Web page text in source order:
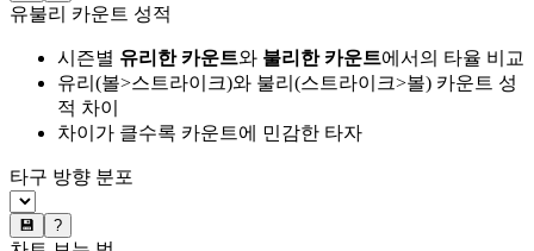
유불리 카운트 성적
시즌별 유리한 카운트와 불리한 카운트에서의 타율 비교
유리(볼>스트라이크)와 불리(스트라이크>볼) 카운트 성
적 차이
차이가 클수록 카운트에 민감한 타자
타구 방향 분포
💾 ?